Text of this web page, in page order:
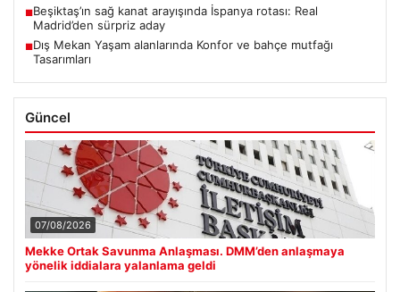
■Beşiktaş’ın sağ kanat arayışında İspanya rotası: Real
Madrid’den sürpriz aday
■Dış Mekan Yaşam alanlarında Konfor ve bahçe mutfağı
Tasarımları
Güncel
07/08/2026
Mekke Ortak Savunma Anlaşması. DMM’den anlaşmaya
yönelik iddialara yalanlama geldi